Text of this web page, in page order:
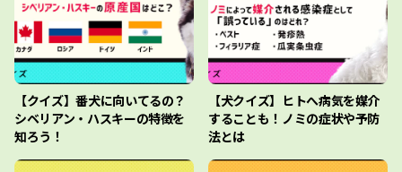
【クイズ】番犬に向いてるの？
シベリアン・ハスキーの特徴を
知ろう！
【犬クイズ】ヒトへ病気を媒介
することも！ノミの症状や予防
法とは